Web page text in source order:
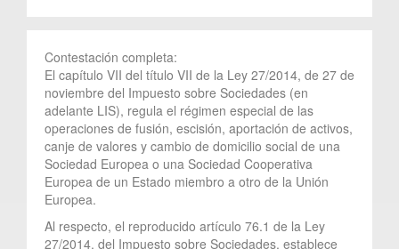
Contestación completa:
El capítulo VII del título VII de la Ley 27/2014, de 27 de
noviembre del Impuesto sobre Sociedades (en
adelante LIS), regula el régimen especial de las
operaciones de fusión, escisión, aportación de activos,
canje de valores y cambio de domicilio social de una
Sociedad Europea o una Sociedad Cooperativa
Europea de un Estado miembro a otro de la Unión
Europea.
Al respecto, el reproducido artículo 76.1 de la Ley
27/2014, del Impuesto sobre Sociedades, establece